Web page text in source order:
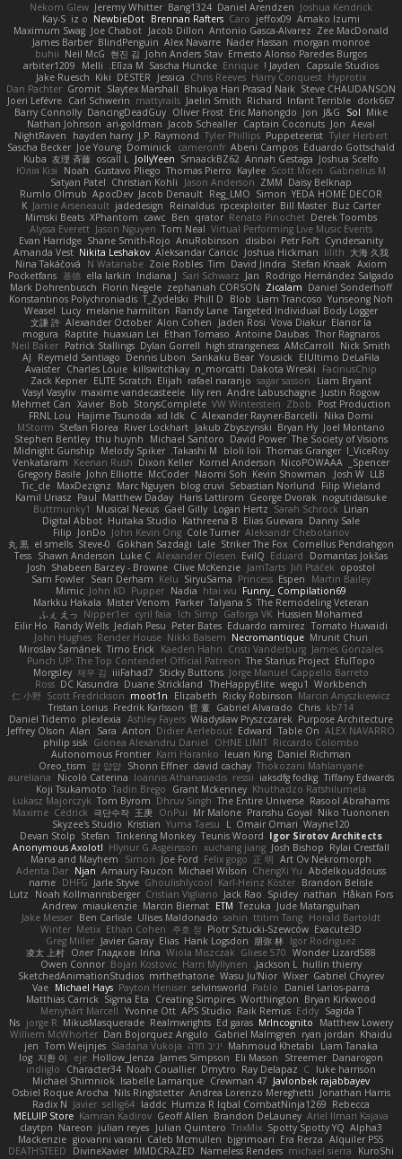
Joshua Kendrick
Daniel Arendzen
Bang1324
Jeremy Whitter
Nekom Glew
Amako Izumi
jeffox09
Caro
Brennan Rafters
NewbieDot
iz o
Kay-S
Zee MacDonald
Antonio Gasca-Alvarez
Jacob Dillon
Joe Chabot
Maximum Swag
morgan monroe
Nader Hassan
Alex Navarre
BlindPenguin
James Barber
Ernesto Alonso Paredes Burgos
John Anders Stav
현진 김
Neil McG
buhii
Capsule Studios
Jayden !
Enrique
Sascha Huncke
Elīza M.
Melli
arbiter1209
Hyprotix
Harry Conquest
Chris Reeves
Jessica
DESTER
Kiki
Jake Ruesch
Steve CHAUDANSON
Bhukya Hari Prasad Naik
Slaytex Marshall
Gromit
Dan Pachter
dork667
Infant Terrible
Richard
Jaelin Smith
mattyrails
Carl Schwerin
Joeri Lefévre
Mike
Sol
J&G
Jon
Eric Manongdo
Oliver Frost
DancingDeadGuy
Barry Connolly
Aeval
Jon
Captain Coconuts
Jacob Schealler
ari-goldman
Nathan Johnson
Tyler Herbert
Puppeteerist
Tyler Phillips
J.P. Raymond
hayden harry
NightRaven
Eduardo Gottschald
Abeni Campos
cameronfr
Dominick
Joe Young
Sascha Becker
Joshua Scelfo
Annah Gestaga
SmaackBZ62
JollyYeen
oscall L
友理 斉藤
Kuba
Gabrielius M
Scott Moen
Kaylee
Thomas Pierro
Gustavo Pliego
Noah
Юлія Кізі
Daisy Belknap
ZMM
Jason Anderson
Christian Kohli
Satyan Patel
YEDA HOME DECOR
Simon
Reg_LMO
Jacob Denault
ApocDev
Rumlo Olmub
Buz Carter
Bill Master
rpcexploiter
Reinaldus
jadedesign
Jamie Arseneault
K
Derek Toombs
Renato Pinochet
qrator
Ben
cawc
XPhantom
Mimski Beats
Virtual Performing Live Music Events
Tom Neal
Jason Nguyen
Alyssa Everett
Cyndersanity
Petr Fořt
disiboi
AnuRobinson
Shane Smith-Rojo
Evan Harridge
大海 久我
lilith
Joshua Hickman
Aleksandar Caricic
Nikita Leshakov
Amanda Vest
Axiom
Stefan Knaak
David Jindra
Tim
Zoie Robles
N Watanabe
Nina Takáčová
Rodrigo Hernández Salgado
Jan
Sari Schwarz
Indiana J
ella larkin
基德
Pocketfans
Daniel Sonderhoff
Zicalam
zephaniah CORSON
Florin Negele
Mark Dohrenbusch
Yunseong Noh
Liam Trancoso
Blob
Phill D
T_Zydelski
Konstantinos Polychroniadis
Targeted Individual Body Logger
Randy Lane
melanie hamilton
Lucy
Weasel
Elanor la
Vova Diakur
Jaden Rosi
Alon Cohen
Alexander October
文謙 許
Thor Ragnaros
Antoine Daubas
Ethan Tomaso
huaxuan Lei
Raptite
mogura
Nick Smith
AMcCarroll
high strangeness
Dylan Gorrell
Patrick Stallings
Neil Baker
ElUltimo DeLaFila
Yousick
Sankaku Bear
Dennis Libon
Reymeld Santiago
AJ
FacinusChip
Dakota Wreski
n_morcatti
killswitchkay
Charles Louie
Avaister
Liam Bryant
sagar sasson
rafael naranjo
Elijah
ELITE Scratch
Zack Kepner
Justin Rogow
Andre Labuschagne
lily ren
maxime vandecasteele
Vasyl Vasyliv
Post Production
Zbob
VW Winterstein
StorysComplete
Bob
Xavier
Mehmet Can
Nika Domi
Alexander Rayner-Barcelli
C
xd Idk
Hajime Tsunoda
FRNL Lou
Joel Montano
Bryan Hy
Jakub Zbyszynski
River Lockhart
Stefan Florea
MStorm
The Society of Visions
David Power
Michael Santoro
thu huynh
Stephen Bentley
I_ViceRoy
Thomas Granger
bloli loli
Takashi M.
Melody Spiker
Midnight Gunship
Spencer_
NicoPOWAAA
Kornel Anderson
Dixon Keller
Keenan Rush
Venkataram
LLB
Josh W.
Kevin Showman
Naomi Soh
McCoder
John Elliotte
Gregory Basile
Filip Wieland
Sebastian Norlund
blog cruvi
Marc Nguyen
MaxDezignz
Tic_cle
nogutidaisuke
George Dvorak
Haris Lattirom
Matthew Daday
Paul
Kamil Uriasz
Lirian
Sarah Schrock
Logan Hertz
Gaël Gilly
Musical Nexus
Buttmunky1
Danny Sale
Elias Guevara
Kathreena B
Huitaka Studio
Digital Abbot
Aleksandr Chebotariov
Cole Turner
John Kevin Ong
JonDo
Filip
Cornellus Pendrahgon
Striker The Fox
Lale
Gökhan Sazdağı
Steve-0
el smells
丸 黒
Domantas Jokšas
Eduard
EvilQ
Alexander Olesen
Luke C
Shawn Anderson
Tess
opostol
Jiří Ptáček
JamTarts
Clive McKenzie
Shabeen Barzey - Browne
Josh
Martin Bailey
Espen
Princess
SiryuSama
Kelu
Sean Derham
Sam Fowler
Funny_ Compilation69
htai wu
Nadia
Pupper
John KD
Mimic
The Remodeling Veteran
Talyana S
Parker
Mister Venom
Markku Hakala
Hussien Mohamed
Gaforga VK
Ich Simp
cyril faia
Nipper1er
ふぇ えっ
Tomato Huwaidi
Eduardo ramirez
Peter Bates
Jediah Pesu
Randy Wells
Eilir Ho
Mrunit Churi
Necromantique
Nikki Balsem
Render House
John Hughes
James Gonzales
Cristi Vanderburg
Kaeden Hahn
Timo Erick
Miroslav Šamánek
EfulTopo
The Starius Project
Punch UP: The Top Contender! Official Patreon
Jorge Manuel Cappello Barreto
Sticky Buttons
iiiFahad7
재우 김
Morgsley
Workbench
wegu1
TheHappyElite
Duane Strickland
DC Kasundra
Ross
Marcin Anyszkiewicz
Ricky Robinson
Elizabeth
moot1n
Scott Fredrickson
仁 小野
kb714
Chris
Gabriel Alvarado
哲 董
Fredrik Karlsson
Tristan Lorius
Purpose Architecture
Władysław Pryszczarek
Ashley Fayers
plexlexia
Daniel Tidemo
ALEX NAVARRO
Table On
Edward
Didier Aerlebout
Anton
Sara
Alan
Jeffrey Olson
Riccardo Colombo
OHNE LIMIT
Gionea Alexandru Daniel
philip sisk
Daniel Richman
Ieuan King
Karri Haranko
Autonomous Frontier
Thokozani Mahlanyane
david cachay
Shonn Effner
얍 얍얍
Oreo_tism
Tiffany Edwards
iaksdfg fodkg
ressii
Ioannis Athanasiadis
Nicolò Caterina
aureliana
Khuthadzo Ratshilumela
Grant Mckenney
Tadin Brego
Koji Tsukamoto
Rasool Abrahams
The Entire Universe
Dhruv Singh
Tom Byrom
Łukasz Majorczyk
Niko Tuononen
Pranshu Goyal
Mr Malone
OnPui
王庚
극단수작
Cédrick
Maxime
Wayne120
Omair Omari
L
Yuma Taesu
Kristian
Skyzee's Studio
Igor Sirotov Architects
Teunis Woord
Tinkering Monkey
Stefan
Devan Stolp
Rylai Crestfall
Josh Bishop
xuchang jiang
Hlynur G Asgeirsson
Anonymous Axolotl
Art Ov Nekromorph
正 明
Felix gogo
Joe Ford
Simon
Mana and Mayhem
Abdelkouddouss
ChengXi Yu
Michael Wilson
Amaury Faucon
Njan
Adenta Dar
Brandon Belisle
Karl-Heinz Köster
Ghoulishlycool
Jarle Styve
DHFG
name
Håkan Fors
nathan
Spidey
Jack Rao
Cristian Vigliano
Noah Kollmannsberger
Lutz
Jude Matanguihan
Tezuka
ETM
Marcin Biernat
miaukenzie
Andrew
Horald Bartoldt
ttitim Tang
sahin
Ulises Maldonado
Ben Carlisle
Jake Messer
Exacute3D
Piotr Sztucki-Szewców
주호 정
Ethan Cohen
Metix
Winter
Igor Rodriguez
朋弥 林
Hank Logsdon
Elias
Javier Garay
Greg Miller
Wonder Lizard588
Gliese 570
Wiola Miszczak
Irina
Олег Гладков
凌太 上村
hullin thierry
Jackson L.
Harri Myllynen
Bojan Kostovic
Owen Connor
Gabriel Chvyrev
Wixer
Wasu Ju'Nior
mrthethatone
SketchedAnimationStudios
Daniel Larios-parra
Pablo
selvinsworld
Payton Heniser
Michael Hays
Vae
Bryan Kirkwood
Worthington
Creating Simpires
Sigma Eta
Matthias Carrick
Sagida T
Eddy
Raik Remus
APS Studio
Yvonne Ott
Menyhárt Marcell
Matthew Lowery
MrIncognito
Ed garas
Realmwrights
MikusMasquerade
jorge R
Ns
Khaidu
ryan jordan
Gabriel Malmgren
Dan Bojorquez Angulo
Williem McWhorter
Liam Tanaka
Mahmoud Khetabi יניב חלה Sladana Vukoja
Tom Weijnjes
jen
Danarogon
Streemer
Eli Mason
James Simpson
Hollow_Jenza
eje
지환 이
log
luke harrison
C
Ray Delapaz
Dmytro
Noah Couallier
Character34
indiiglo
Javlonbek rajabbayev
Crewman 47
Isabelle Lamarque
Michael Shimniok
Jonathan Harris
Andrea Lorenzo Mereghetti
Nils Ringlstetter
Osbiel Roque Arocha
Rebecca
Humza R Iqbal CombatNinja1269
laddc
sellig64
Javier
Radix N
Ariel Ilmari Kajava
Brandon DeLauney
Geoff Allen
Kamran Kadirov
MELUIP Store
Alpha3
Spotty Spotty YQ
TrixMix
Julian Quintero
julian reyes
Nareon
claytpn
Alquiler PS5
Era Rerza
bjgrimoari
Caleb Mcmullen
giovanni varani
Mackenzie
KuroShi
michael sierra
Nameless Renders
MMDCRAZED
DivineXavier
DEATHSTEED